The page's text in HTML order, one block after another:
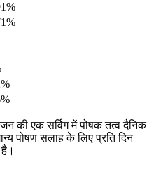
की एक सर्विंग में पोषक तत्व दैनिक
पोषण सलाह के लिए प्रति दिन